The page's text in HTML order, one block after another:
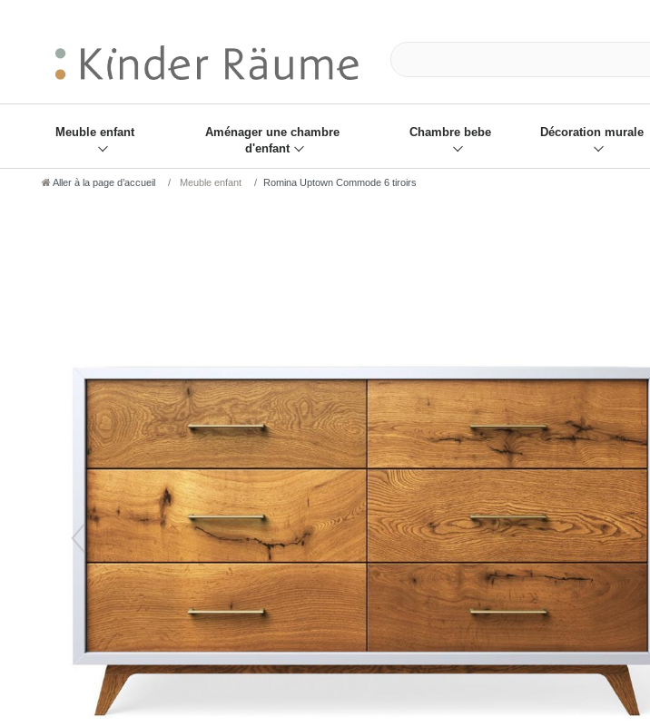
Meuble enfant
Aménager une chambre
d'enfant
Chambre bebe Décoration murale
Aller à la page d’accueil Meuble enfant Romina Uptown Commode 6 tiroirs